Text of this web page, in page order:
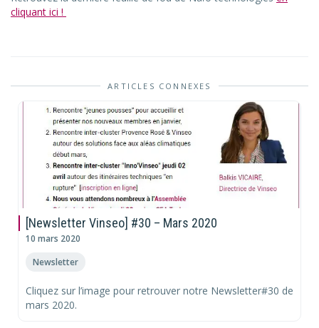
cliquant ici !
ARTICLES CONNEXES
[Newsletter Vinseo] #30 – Mars 2020
10 mars 2020
Newsletter
Cliquez sur l’image pour retrouver notre Newsletter#30 de
mars 2020.